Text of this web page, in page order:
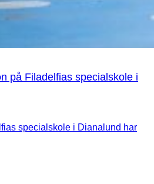
på Filadelfias specialskole i
specialskole i Dianalund har